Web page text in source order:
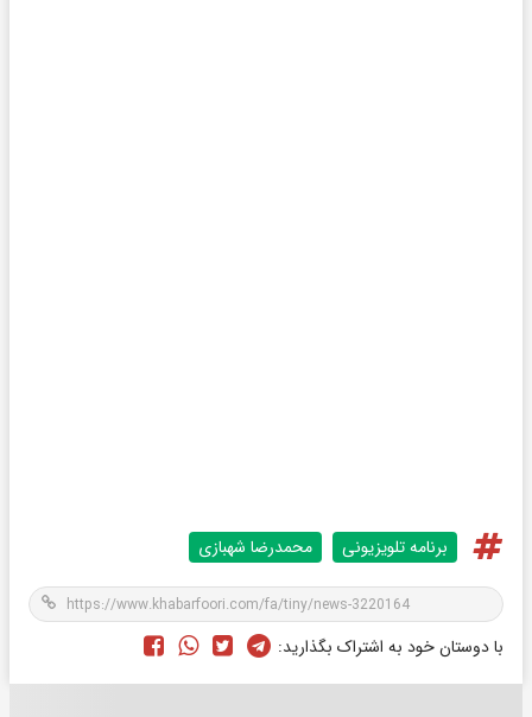
برنامه تلویزیونی محمدرضا شهبازی
با دوستان خود به اشتراک بگذارید: